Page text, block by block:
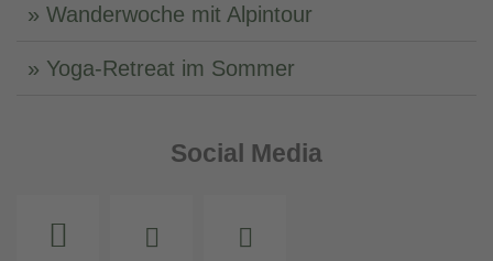
Wanderwoche mit Alpintour
Yoga-Retreat im Sommer
Social Media